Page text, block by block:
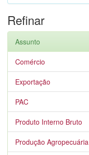
Refinar
Assunto
Comércio
Exportação
PAC
Produto Interno Bruto
Produção Agropecuária